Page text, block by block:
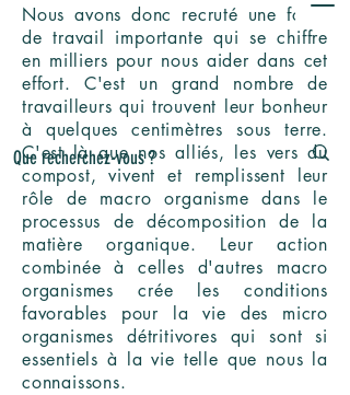
Nous avons donc recruté une force
de travail importante qui se chiffre
en milliers pour nous aider dans cet
effort. C'est un grand nombre de
travailleurs qui trouvent leur bonheur
à quelques centimètres sous terre.
C'est là que nos alliés, les vers du
compost, vivent et remplissent leur
rôle de macro organisme dans le
processus de décomposition de la
matière organique. Leur action
combinée à celles d'autres macro
organismes crée les conditions
favorables pour la vie des micro
organismes détritivores qui sont si
essentiels à la vie telle que nous la
connaissons.